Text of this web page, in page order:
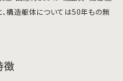
構造躯体については50年もの無
徴